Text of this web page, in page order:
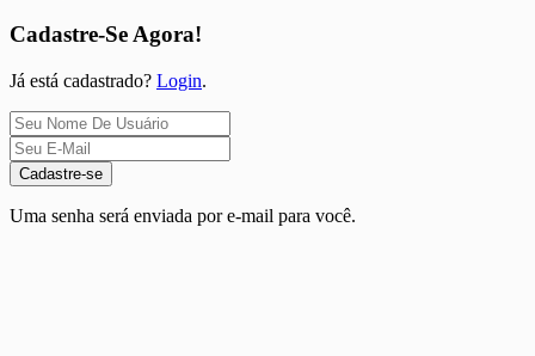
Cadastre-Se Agora!
Já está cadastrado? Login.
Cadastre-se
Uma senha será enviada por e-mail para você.